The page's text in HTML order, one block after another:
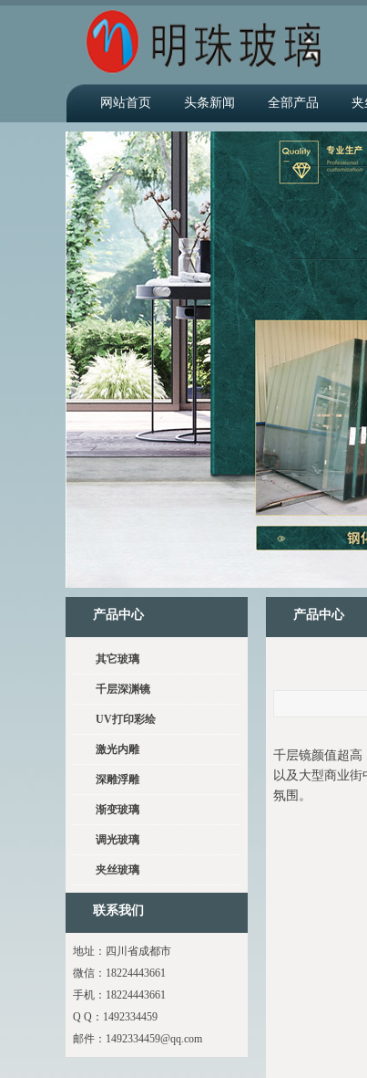
网站首页 头条新闻 全部产品 夹
产品中心
其它玻璃
千层深渊镜
UV打印彩绘
激光内雕
深雕浮雕
渐变玻璃
调光玻璃
夹丝玻璃
联系我们
地址：四川省成都市
微信：18224443661
手机：18224443661
Q Q：1492334459
邮件： 1492334459@qq.com
产品中心
千层镜颜值超高
以及大型商业
氛围。